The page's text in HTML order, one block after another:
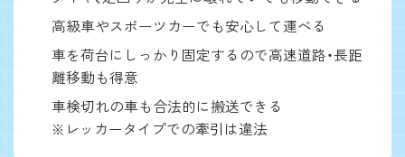
高級車やスポーツカーでも安心して運べる
車を荷台にしっかり固定するので高速道路・長距
離移動も得意
車検切れの車も合法的に搬送できる
※レッカータイプでの牽引は違法